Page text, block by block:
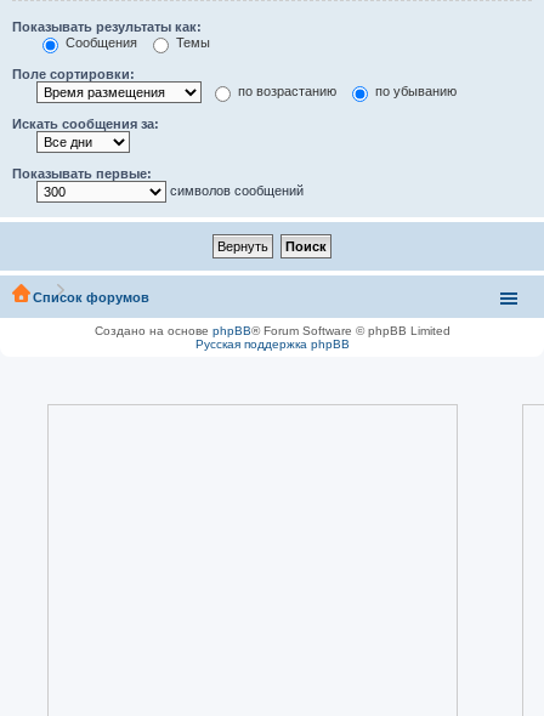
Показывать результаты как:
Сообщения
Темы
Поле сортировки:
по возрастанию
по убыванию
Искать сообщения за:
Показывать первые:
символов сообщений
Список форумов
Создано на основе phpBB® Forum Software © phpBB Limited
Русская поддержка phpBB